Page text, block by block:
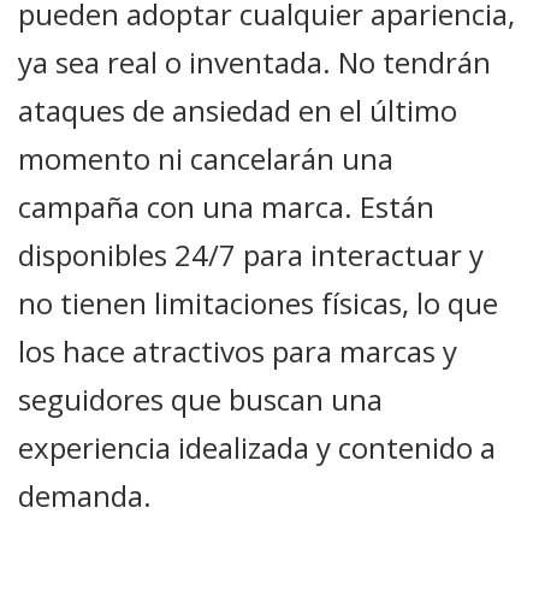
pueden adoptar cualquier apariencia,
ya sea real o inventada. No tendrán
ataques de ansiedad en el último
momento ni cancelarán una
campaña con una marca. Están
disponibles 24/7 para interactuar y
no tienen limitaciones físicas, lo que
los hace atractivos para marcas y
seguidores que buscan una
experiencia idealizada y contenido a
demanda.